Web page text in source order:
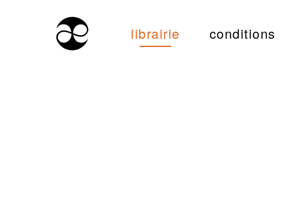
librairie conditions